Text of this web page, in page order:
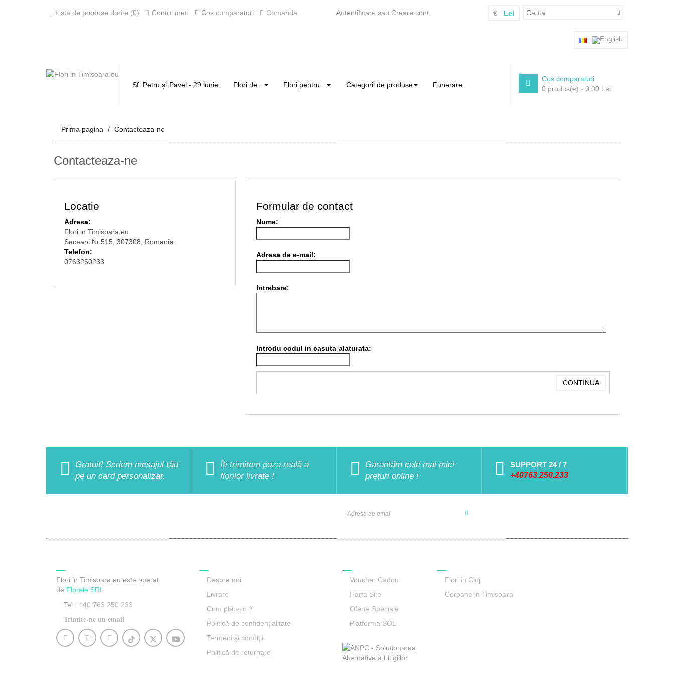
Lista de produse dorite (0) Contul meu Cos cumparaturi Comanda Autentificare sau Creare cont. € Lei
Sf. Petru și Pavel - 29 iunie Flori de... Flori pentru... Categorii de produse Funerare
Cos cumparaturi
0 produs(e) - 0,00 Lei
Prima pagina Contacteaza-ne
Contacteaza-ne
Locatie
Adresa:
Flori in Timisoara.eu
Seceani Nr.515, 307308, Romania
Telefon:
0763250233
Formular de contact
Nume:
Adresa de e-mail:
Intrebare:
Introdu codul in casuta alaturata:
Gratuit! Scriem mesajul tău
pe un card personalizat.
Îți trimitem poza reală a
florilor livrate !
Garantăm cele mai mici
prețuri online !
SUPPORT 24 / 7
+40763.250.233
Flori in Timisoara.eu este operat
de Florale SRL
Tel : +40 763 250 233
Trimite-ne un email
Despre noi
Livrare
Cum plătesc ?
Politică de confidenţialitate
Termeni şi condiţii
Politică de returnare
Voucher Cadou
Harta Site
Oferte Speciale
Platforma SOL
Flori in Cluj
Coroane in Timisoara